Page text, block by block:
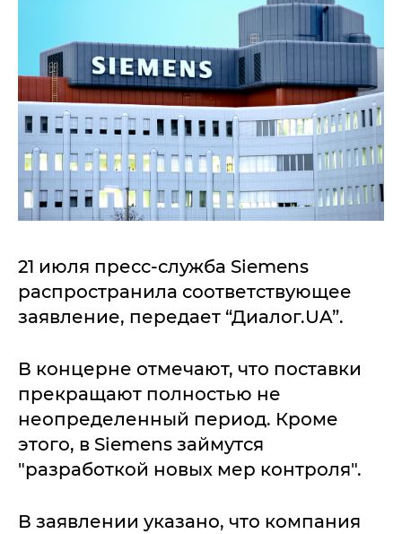
21 июля пресс-служба Siemens
распространила соответствующее
заявление, передает “Диалог.UA”.
В концерне отмечают, что поставки
прекращают полностью не
неопределенный период. Кроме
этого, в Siemens займутся
"разработкой новых мер контроля".
В заявлении указано, что компания